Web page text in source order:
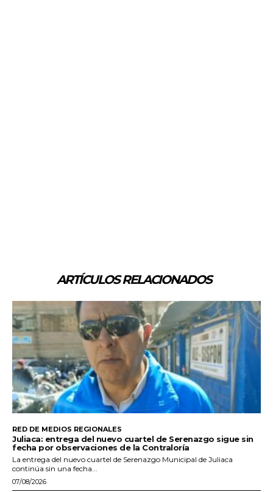
ARTÍCULOS RELACIONADOS
RED DE MEDIOS REGIONALES
Juliaca: entrega del nuevo cuartel de Serenazgo sigue sin
fecha por observaciones de la Contraloría
La entrega del nuevo cuartel de Serenazgo Municipal de Juliaca
continúa sin una fecha...
07/08/2026